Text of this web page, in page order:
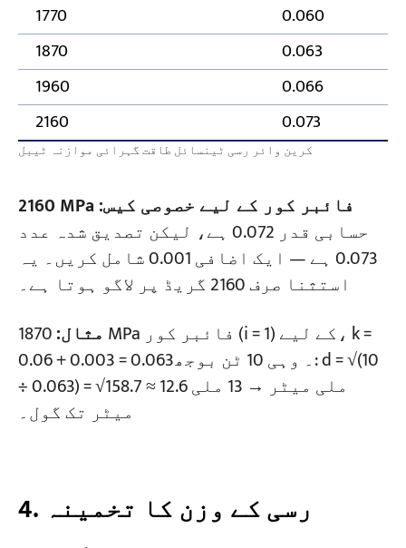
1770
0.060
1870
0.063
1960
0.066
2160
0.073
کرین وائر رسی ٹینسائل طاقت گہرائی موازنہ ٹیبل
2160 MPa فائبر کور کے لیے خصوصی کیس:
حسابی قدر 0.072 ہے، لیکن تصدیق شدہ عدد
0.073 ہے — ایک اضافی 0.001 شامل کریں۔ یہ
استثنا صرف 2160 گریڈ پر لاگو ہوتا ہے۔
مثال:1870 MPa فائبر کور (i = 1) کے لیے، k =
0.06 + 0.003 = 0.063۔ وہی 10 ٹن بوجھ: d = √(10
÷ 0.063) = √158.7 ≈ 12.6 ملی میٹر → 13 ملی
میٹر تک گول۔
4. رسی کے وزن کا تخمینہ